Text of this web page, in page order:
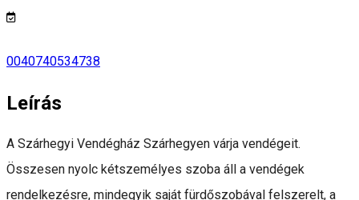
0040740534738
Leírás
A Szárhegyi Vendégház Szárhegyen várja vendégeit.
Összesen nyolc kétszemélyes szoba áll a vendégek
rendelkezésre, mindegyik saját fürdőszobával felszerelt, a